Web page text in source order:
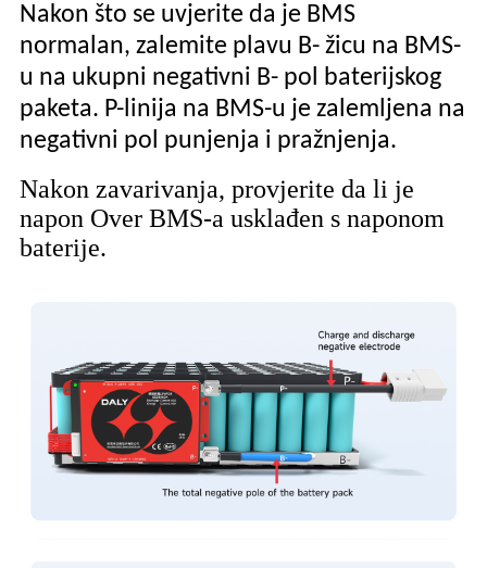
Nakon što se uvjerite da je BMS
normalan, zalemite plavu B- žicu na BMS-
u na ukupni negativni B- pol baterijskog
paketa. P-linija na BMS-u je zalemljena na
negativni pol punjenja i pražnjenja.
Nakon zavarivanja, provjerite da li je
napon Over BMS-a usklađen s naponom
baterije.